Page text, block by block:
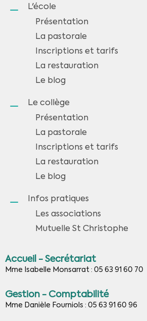
L'école
Présentation
La pastorale
Inscriptions et tarifs
La restauration
Le blog
Le collège
Présentation
La pastorale
Inscriptions et tarifs
La restauration
Le blog
Infos pratiques
Les associations
Mutuelle St Christophe
Accueil - Secrétariat
Mme Isabelle Monsarrat : 05 63 91 60 70
Gestion - Comptabilité
Mme Danièle Fourniols : 05 63 91 60 96